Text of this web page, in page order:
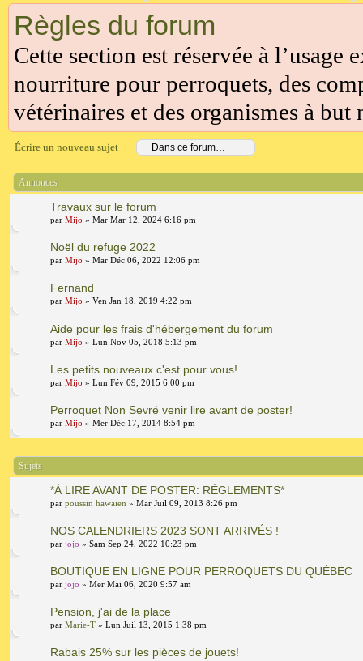
Règles du forum
Cette section est réservée à l’usage
nourriture pour perroquets, des
vétérinaires et des organismes à
Écrire un nouveau sujet
Annonces
Travaux sur le forum
par Mijo » Mar Mar 12, 2024 6:16 pm
Noël du refuge 2022
par Mijo » Mar Déc 06, 2022 12:06 pm
Fernand
par Mijo » Ven Jan 18, 2019 4:22 pm
Aide pour les frais d'hébergement du forum
par Mijo » Lun Nov 05, 2018 5:13 pm
Les petits nouveaux c'est pour vous!
par Mijo » Lun Fév 09, 2015 6:00 pm
Perroquet Non Sevré venir lire avant de poster!
par Mijo » Mer Déc 17, 2014 8:54 pm
Sujets
*À LIRE AVANT DE POSTER: RÈGLEMENTS*
par poussin hawaien » Mar Juil 09, 2013 8:26 pm
NOS CALENDRIERS 2023 SONT ARRIVÉS !
par jojo » Sam Sep 24, 2022 10:23 pm
BOUTIQUE EN LIGNE POUR PERROQUETS DU QUÉBEC
par jojo » Mer Mai 06, 2020 9:57 am
Pension, j'ai de la place
par Marie-T » Lun Juil 13, 2015 1:38 pm
Rabais 25% sur les pièces de jouets!